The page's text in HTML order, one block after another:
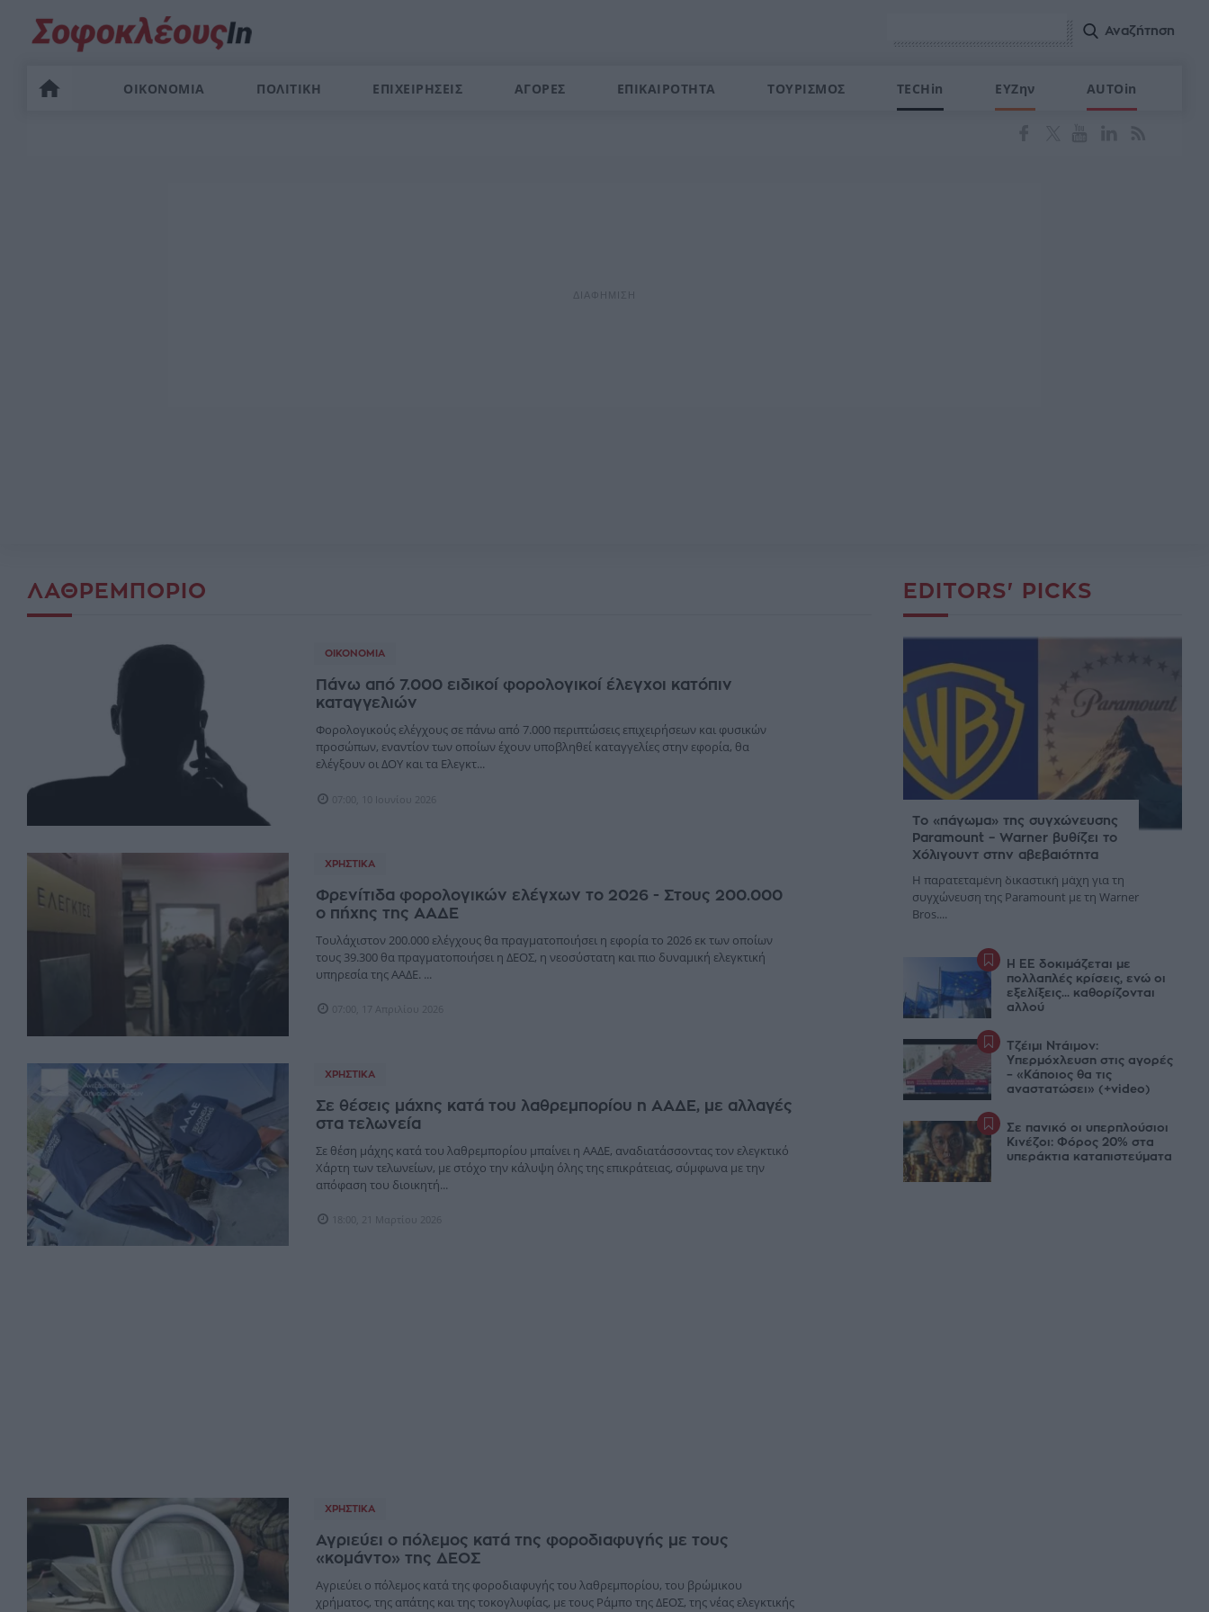
ΟΙΚΟΝΟΜΙΑ ΠΟΛΙΤΙΚΗ ΕΠΙΧΕΙΡΗΣΕΙΣ ΑΓΟΡΕΣ ΕΠΙΚΑΙΡΟΤΗΤΑ ΤΟΥΡΙΣΜΟΣ TECHin ΕΥΖην AUTOin
ΛΑΘΡΕΜΠΌΡΙΟ
ΟΙΚΟΝΟΜΊΑ
Πάνω από 7.000 ειδικοί φορολογικοί έλεγχοι κατόπιν
καταγγελιών
Φορολογικούς ελέγχους σε πάνω από 7.000 περιπτώσεις επιχειρήσεων και φυσικών
προσώπων, εναντίον των οποίων έχουν υποβληθεί καταγγελίες στην εφορία, θα
ελέγξουν οι ΔΟΥ και τα Ελεγκτ...
07:00, 10 Ιουνίου 2026
ΧΡΗΣΤΙΚΆ
Φρενίτιδα φορολογικών ελέγχων το 2026 - Στους 200.000
ο πήχης της ΑΑΔΕ
Τουλάχιστον 200.000 ελέγχους θα πραγματοποιήσει η εφορία το 2026 εκ των οποίων
τους 39.300 θα πραγματοποιήσει η ΔΕΟΣ, η νεοσύστατη και πιο δυναμική ελεγκτική
υπηρεσία της ΑΑΔΕ. ...
07:00, 17 Απριλίου 2026
ΧΡΗΣΤΙΚΆ
Σε θέσεις μάχης κατά του λαθρεμπορίου η ΑΑΔΕ, με αλλαγές
στα τελωνεία
Σε θέση μάχης κατά του λαθρεμπορίου μπαίνει η ΑΑΔΕ, αναδιατάσσοντας τον ελεγκτικό
Χάρτη των τελωνείων, με στόχο την κάλυψη όλης της επικράτειας, σύμφωνα με την
απόφαση του διοικητή...
18:00, 21 Μαρτίου 2026
ΧΡΗΣΤΙΚΆ
Αγριεύει ο πόλεμος κατά της φοροδιαφυγής με τους
«κομάντο» της ΔΕΟΣ
Αγριεύει ο πόλεμος κατά της φοροδιαφυγής του λαθρεμπορίου, του βρώμικου
χρήματος, της απάτης και της τοκογλυφίας, με τους Ράμπο της ΔΕΟΣ, της νέας ελεγκτικής
EDITORS' PICKS
Το «πάγωμα» της συγχώνευσης
Paramount – Warner βυθίζει το
Χόλιγουντ στην αβεβαιότητα
Η παρατεταμένη δικαστική μάχη για τη
συγχώνευση της Paramount με τη Warner
Bros....
Η ΕΕ δοκιμάζεται με
πολλαπλές κρίσεις, ενώ οι
εξελίξεις... καθορίζονται
αλλού
Τζέιμι Ντάιμον:
Υπερμόχλευση στις αγορές
– «Κάποιος θα τις
αναστατώσει» (+video)
Σε πανικό οι υπερπλούσιοι
Κινέζοι: Φόρος 20% στα
υπεράκτια καταπιστεύματα